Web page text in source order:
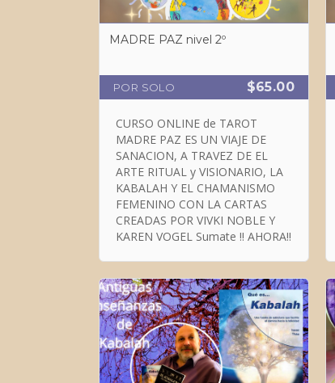
MADRE PAZ nivel 2º
POR SOLO $65.00
CURSO ONLINE de TAROT
MADRE PAZ ES UN VIAJE DE
SANACION, A TRAVEZ DE EL
ARTE RITUAL y VISIONARIO, LA
KABALAH Y EL CHAMANISMO
FEMENINO CON LA CARTAS
CREADAS POR VIVKI NOBLE Y
KAREN VOGEL Sumate !! AHORA!!